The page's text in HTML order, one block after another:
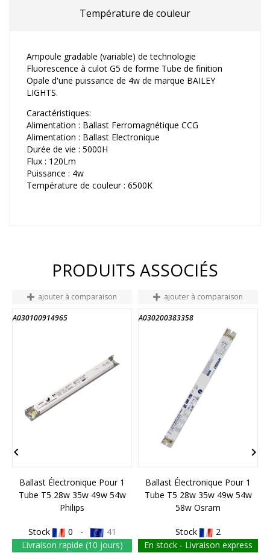
Température de couleur
Ampoule gradable (variable) de technologie
Fluorescence à culot G5 de forme Tube de finition
Opale d'une puissance de 4w de marque BAILEY
LIGHTS.
Caractéristiques:
Alimentation : Ballast Ferromagnétique CCG
Alimentation : Ballast Electronique
Durée de vie : 5000H
Flux : 120Lm
Puissance : 4w
Température de couleur : 6500K
PRODUITS ASSOCIÉS
ajouter à comparaison
A030100914965
Ballast Électronique Pour 1
Tube T5 28w 35w 49w 54w
Philips
Stock 0 -
41
Livraison rapide (10 jours)
ajouter à comparaison
A030200383358
Ballast Électronique Pour 1
Tube T5 28w 35w 49w 54w
58w Osram
Stock
2
En stock - Livraison express
 